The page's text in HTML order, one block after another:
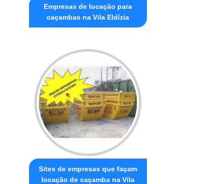
Empresas de locação para
caçambas na Vila Eldízia
Sites de empresas que façam
locação de caçamba na Vila